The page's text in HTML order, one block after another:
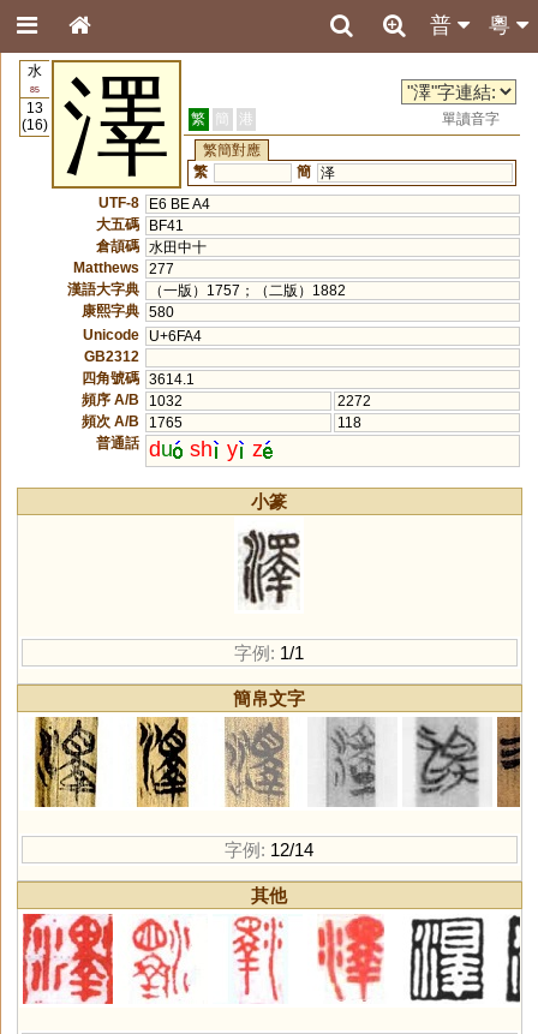
粵
普
水
85
13
(16)
澤 繁 簡 港
單讀音字
繁簡對應
繁
簡 泽
UTF-8
E6 BE A4
大五碼
BF41
倉頡碼 水田中十
Matthews
277
漢語大字典
（一版）1757；（二版）1882
康熙字典 580
Unicode
U+6FA4
GB2312
四角號碼 3614.1
頻序 A/B
1032
2272
頻次 A/B
1765
118
普通話 du sh y z
小篆
字例: 1/1
簡帛文字
字例: 12/14
其他